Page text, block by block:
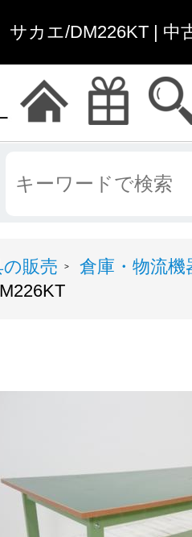
カエ/DM226KT | 中
販売 >
倉庫・物流機